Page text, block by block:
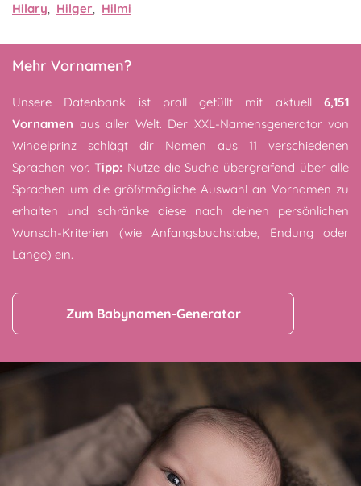
Hilary, Hilger, Hilmi
Mehr Vornamen?
Unsere Datenbank ist prall gefüllt mit aktuell 6,151
Vornamen aus aller Welt. Der XXL-Namensgenerator von
Windelprinz schlägt dir Namen aus 11 verschiedenen
Sprachen vor. Tipp: Nutze die Suche übergreifend über alle
Sprachen um die größtmögliche Auswahl an Vornamen zu
erhalten und schränke diese nach deinen persönlichen
Wunsch-Kriterien (wie Anfangsbuchstabe, Endung oder
Länge) ein.
Zum Babynamen-Generator